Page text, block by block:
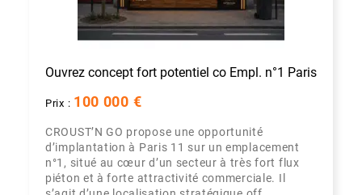
Ouvrez concept fort potentiel co Empl. n°1 Paris
Prix : 100 000 €
CROUST’N GO propose une opportunité
d’implantation à Paris 11 sur un emplacement
n°1, situé au cœur d’un secteur à très fort flux
piéton et à forte attractivité commerciale. Il